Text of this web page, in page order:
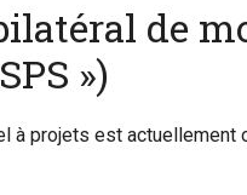
de
»)
à projets est actuellement